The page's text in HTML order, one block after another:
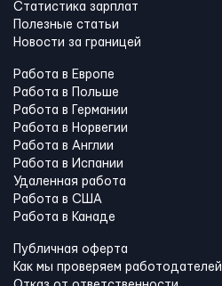
Статистика зарплат
Полезные статьи
Новости за границей
Работа в Европе
Работа в Польше
Работа в Германии
Работа в Норвегии
Работа в Англии
Работа в Испании
Удаленная работа
Работа в США
Работа в Канадe
Публичная оферта
Как мы проверяем работодателей